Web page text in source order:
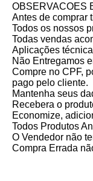
OBSERVACOES
Antes de comprar
Todos os nossos
Todas vendas
Aplicações
Não Entregamos
Compre no CPF,
pago pelo cliente.
Mantenha seus
Recebera o
Economize,
Todos Produtos
O Vendedor não
Compra Errada